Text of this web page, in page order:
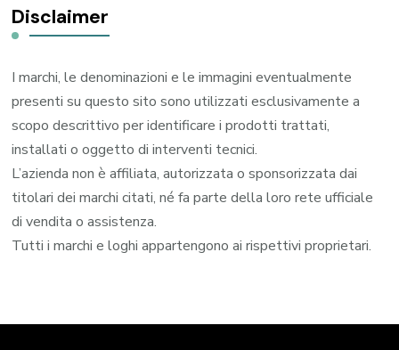
Disclaimer
I marchi, le denominazioni e le immagini eventualmente
presenti su questo sito sono utilizzati esclusivamente a
scopo descrittivo per identificare i prodotti trattati,
installati o oggetto di interventi tecnici.
L’azienda non è affiliata, autorizzata o sponsorizzata dai
titolari dei marchi citati, né fa parte della loro rete ufficiale
di vendita o assistenza.
Tutti i marchi e loghi appartengono ai rispettivi proprietari.